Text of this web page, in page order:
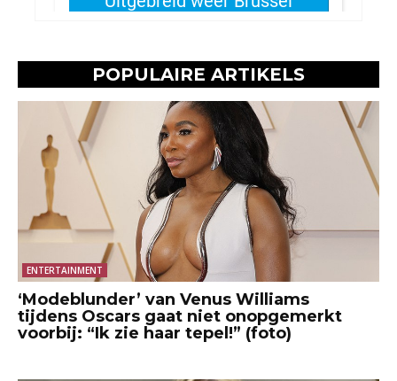
POPULAIRE ARTIKELS
ENTERTAINMENT
‘Modeblunder’ van Venus Williams
tijdens Oscars gaat niet onopgemerkt
voorbij: “Ik zie haar tepel!” (foto)